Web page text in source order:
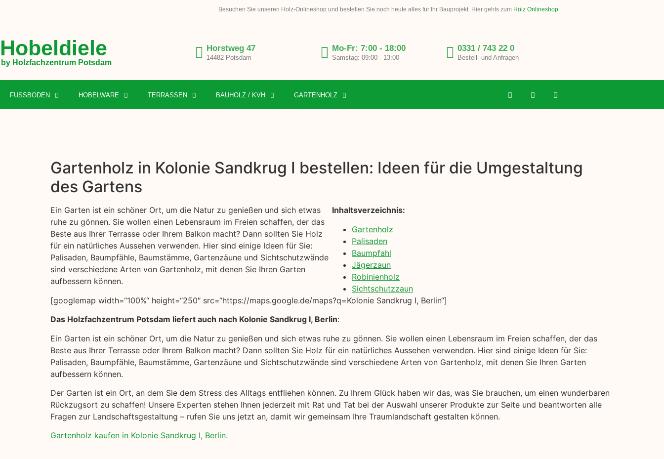
Besuchen Sie unseren Holz-Onlineshop und bestellen Sie noch heute alles für Ihr Bauprojekt. Hier gehts zum Holz Onlineshop
Hobeldiele
by Holzfachzentrum Potsdam
Horstweg 47
14482 Potsdam
Mo-Fr: 7:00 - 18:00
Samstag: 09:00 - 13:00
0331 / 743 22 0
Bestell- und Anfragen
FUSSBODEN HOBELWARE TERRASSEN BAUHOLZ / KVH GARTENHOLZ
Gartenholz in Kolonie Sandkrug I bestellen: Ideen für die Umgestaltung
des Gartens
Ein Garten ist ein schöner Ort, um die Natur zu genießen und sich etwas
ruhe zu gönnen. Sie wollen einen Lebensraum im Freien schaffen, der das
Beste aus Ihrer Terrasse oder Ihrem Balkon macht? Dann sollten Sie Holz
für ein natürliches Aussehen verwenden. Hier sind einige Ideen für Sie:
Palisaden, Baumpfähle, Baumstämme, Gartenzäune und Sichtschutzwände
sind verschiedene Arten von Gartenholz, mit denen Sie Ihren Garten
aufbessern können.
Inhaltsverzeichnis:
Gartenholz
Palisaden
Baumpfahl
Jägerzaun
Robinienholz
Sichtschutzzaun
[googlemap width=“100%“ height=“250″ src=“https://maps.google.de/maps?q=Kolonie Sandkrug I, Berlin“]
Das Holzfachzentrum Potsdam liefert auch nach Kolonie Sandkrug I, Berlin:
Ein Garten ist ein schöner Ort, um die Natur zu genießen und sich etwas ruhe zu gönnen. Sie wollen einen Lebensraum im Freien schaffen, der das
Beste aus Ihrer Terrasse oder Ihrem Balkon macht? Dann sollten Sie Holz für ein natürliches Aussehen verwenden. Hier sind einige Ideen für Sie:
Palisaden, Baumpfähle, Baumstämme, Gartenzäune und Sichtschutzwände sind verschiedene Arten von Gartenholz, mit denen Sie Ihren Garten
aufbessern können.
Der Garten ist ein Ort, an dem Sie dem Stress des Alltags entfliehen können. Zu Ihrem Glück haben wir das, was Sie brauchen, um einen wunderbaren
Rückzugsort zu schaffen! Unsere Experten stehen Ihnen jederzeit mit Rat und Tat bei der Auswahl unserer Produkte zur Seite und beantworten alle
Fragen zur Landschaftsgestaltung – rufen Sie uns jetzt an, damit wir gemeinsam Ihre Traumlandschaft gestalten können.
Gartenholz kaufen in Kolonie Sandkrug I, Berlin.